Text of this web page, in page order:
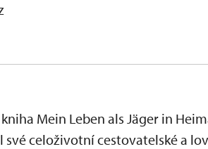
Mein Leben als Jäger in
své celoživotní cestovatelské a